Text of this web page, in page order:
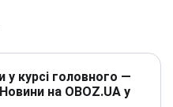
курсі головного —
на OBOZ.UA у